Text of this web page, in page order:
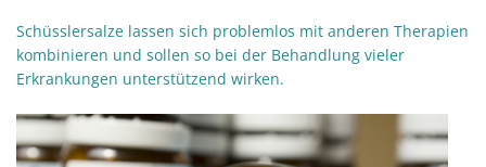
Schüsslersalze lassen sich problemlos mit anderen Therapien
kombinieren und sollen so bei der Behandlung vieler
Erkrankungen unterstützend wirken.